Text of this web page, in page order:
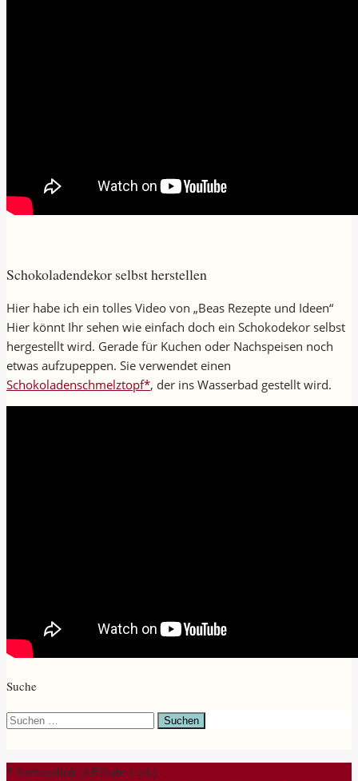
Schokoladendekor selbst herstellen
Hier habe ich ein tolles Video von „Beas Rezepte und Ideen“
Hier könnt Ihr sehen wie einfach doch ein Schokodekor selbst
hergestellt wird. Gerade für Kuchen oder Nachspeisen noch
etwas aufzupeppen. Sie verwendet einen
Schokoladenschmelztopf*, der ins Wasserbad gestellt wird.
Suche
Suchen
* Partnerlink (Affiliate-Link)